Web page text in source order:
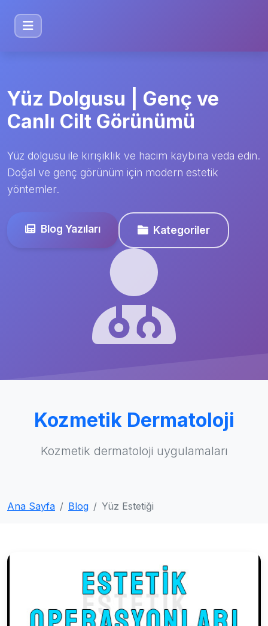
Yüz Dolgusu | Genç ve
Canlı Cilt Görünümü
Yüz dolgusu ile kırışıklık ve hacim kaybına veda edin.
Doğal ve genç görünüm için modern estetik
yöntemler.
Blog Yazıları Kategoriler
Kozmetik Dermatoloji
Kozmetik dermatoloji uygulamaları
Ana Sayfa Blog Yüz Estetiği